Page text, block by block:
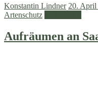
Konstantin Lindner 20. April
Artenschutz
Aufräumen an